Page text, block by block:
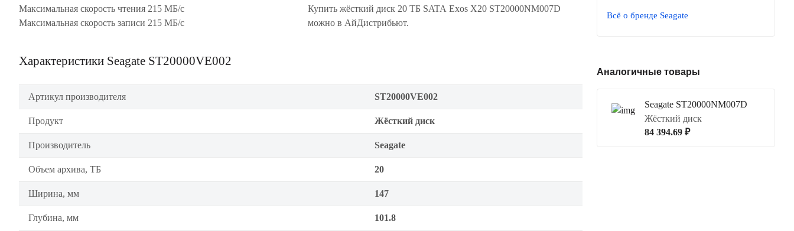
Максимальная скорость чтения 215 МБ/с
Максимальная скорость записи 215 МБ/с
Купить жёсткий диск 20 ТБ SATA Exos X20 ST20000NM007D
можно в АйДистрибьют.
Характеристики Seagate ST20000VE002
Артикул производителя ST20000VE002
Продукт Жёсткий диск
Производитель Seagate
Объем архива, ТБ 20
Ширина, мм 147
Глубина, мм 101.8
Всё о бренде Seagate
Аналогичные товары
Seagate ST20000NM007D
Жёсткий диск
84 394.69 ₽